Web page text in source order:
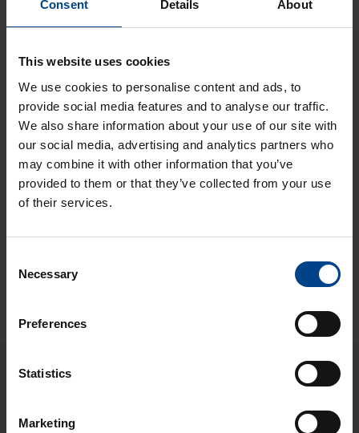
Consent Details About
This website uses cookies
We use cookies to personalise content and ads, to
provide social media features and to analyse our traffic.
We also share information about your use of our site with
our social media, advertising and analytics partners who
may combine it with other information that you’ve
provided to them or that they’ve collected from your use
of their services.
Selection
Necessary
Preferences
Statistics
Marketing
alternatiiv traditsioonilistele seinapaigaldustele
5.
Pühadetervitused
6.UTU EESTI 12.12.2025
Pereettevõte UTU Group laieneb Taani: UTU
omandab Wexøe A/S elektritööstuse
ärivaldkonnad
Inventuur 17.–18. detsembril
KILBISÜSTEEMID JA-